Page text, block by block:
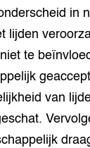
in
lijden
te
van